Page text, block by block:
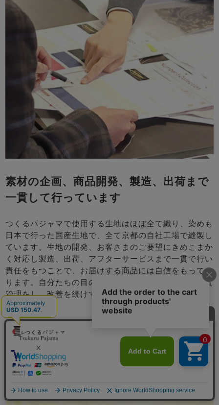
メニュー
素材の企画、商品開発、製造、出荷まで
一貫して行っています
つくるパジャマで使用する生地はほぼ全て織り、染めも
日本で行った国産生地で、全て京都の自社工場で縫製し
ています。生地の開発、お客さまのご要望にきめこまか
く対応し製造、出荷、アフターサービスまで一貫で行い
責任をもつことで、お届けする商品には自信をもってお
ります。自分たちの目の届くところで商品を作り、品質
管理をし、改善を続けて参ります。
海外製と違う、濁りのない発色と
繊細な加工